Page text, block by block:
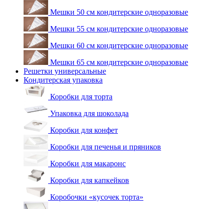
Мешки 50 см кондитерские одноразовые
Мешки 55 см кондитерские одноразовые
Мешки 60 см кондитерские одноразовые
Мешки 65 см кондитерские одноразовые
Решетки универсальные
Кондитерская упаковка
Коробки для торта
Упаковка для шоколада
Коробки для конфет
Коробки для печенья и пряников
Коробки для макаронс
Коробки для капкейков
Коробочки «кусочек торта»